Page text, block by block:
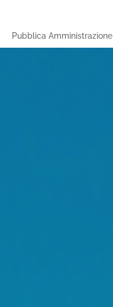
Pubblica Amministrazione